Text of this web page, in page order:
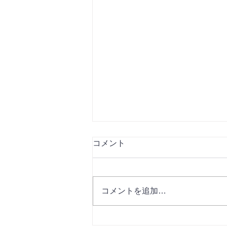
コメント
コメントを追加…